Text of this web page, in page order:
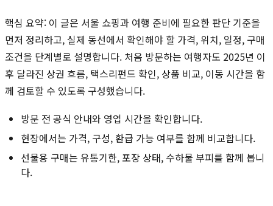
핵심 요약: 이 글은 서울 쇼핑과 여행 준비에 필요한 판단 기준을
먼저 정리하고, 실제 동선에서 확인해야 할 가격, 위치, 일정, 구매
조건을 단계별로 설명합니다. 처음 방문하는 여행자도 2025년 이
후 달라진 상권 흐름, 택스리펀드 확인, 상품 비교, 이동 시간을 함
께 검토할 수 있도록 구성했습니다.
방문 전 공식 안내와 영업 시간을 확인합니다.
현장에서는 가격, 구성, 환급 가능 여부를 함께 비교합니다.
선물용 구매는 유통기한, 포장 상태, 수하물 부피를 함께 봅니
다.